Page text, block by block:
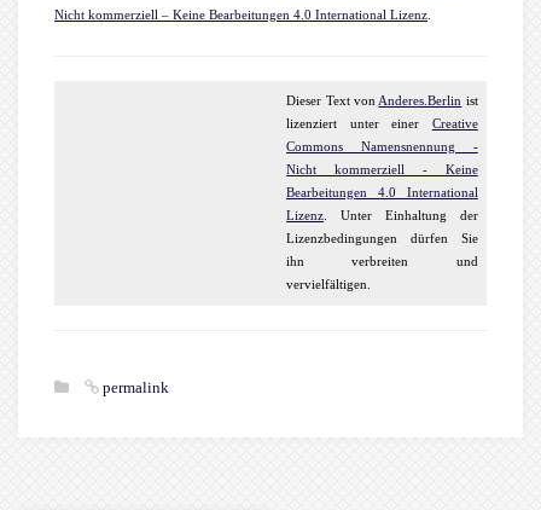
Nicht kommerziell – Keine Bearbeitungen 4.0 International Lizenz
Dieser TextvonAnderes.Berlin ist
lizenziert unter einer Creative
Commons Namensnennung -
Nicht kommerziell - Keine
Bearbeitungen 4.0 International
Lizenz. Unter Einhaltung der
Lizenzbedingungen dürfen Sie
ihn verbreiten und
vervielfältigen.
permalink